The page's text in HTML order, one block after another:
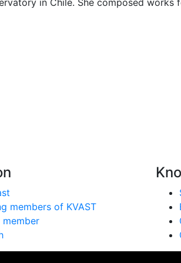
in Chile. She composed
members of KVAST
member